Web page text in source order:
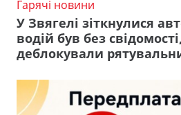
Гарячі новини
У Звягелі зіткнулися
водій був без
деблокували